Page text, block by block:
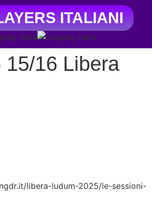
ITALIANI
15/16 Libera
libera-ludum-2025/le-sessioni-